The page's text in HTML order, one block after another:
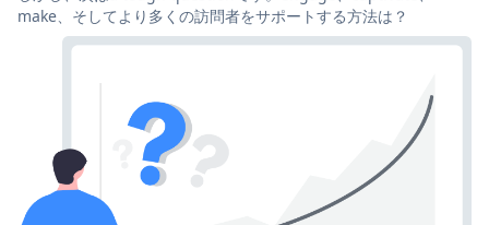
make、そしてより多くの訪問者をサポートする方法は？